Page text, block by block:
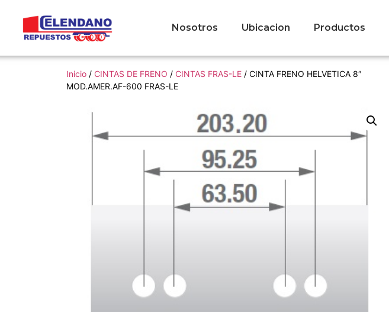
Nosotros Ubicacion Productos
Inicio / CINTAS DE FRENO / CINTAS FRAS-LE / CINTA FRENO HELVETICA 8″
MOD.AMER.AF-600 FRAS-LE